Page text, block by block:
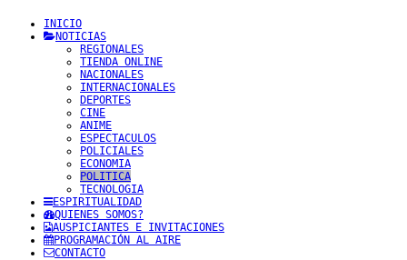
INICIO
NOTICIAS
REGIONALES
TIENDA ONLINE
NACIONALES
INTERNACIONALES
DEPORTES
CINE
ANIME
ESPECTACULOS
POLICIALES
ECONOMIA
POLITICA
TECNOLOGIA
ESPIRITUALIDAD
QUIENES SOMOS?
AUSPICIANTES E INVITACIONES
PROGRAMACIÓN AL AIRE
CONTACTO